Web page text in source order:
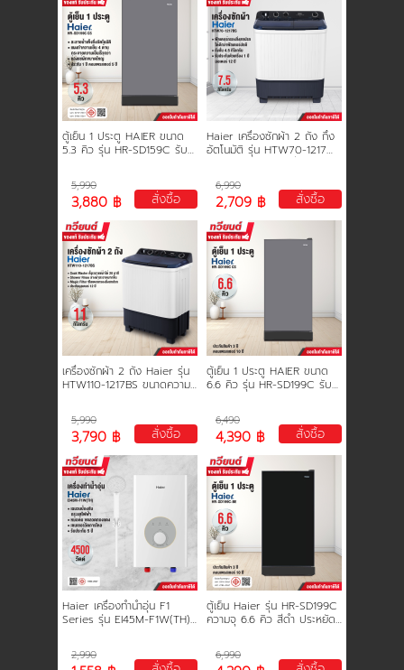
ตู้เย็น 1 ประตู HAIER ขนาด
5.3 คิว รุ่น HR-SD159C รับ
5,990
3,880 ฿ สั่งซื้อ
Haier เครื่องซักผ้า 2 ถัง กึ่ง
อัตโนมัติ รุ่น HTW70-1217
6,990
2,709 ฿ สั่งซื้อ
เครื่องซักผ้า 2 ถัง Haier รุ่น
HTW110-1217BS ขนาดความจุ
5,990
3,790 ฿ สั่งซื้อ
ตู้เย็น 1 ประตู HAIER ขนาด
6.6 คิว รุ่น HR-SD199C รับ
6,490
4,390 ฿ สั่งซื้อ
Haier เครื่องทำน้ำอุ่น F1
Series รุ่น EI45M-F1W(TH)
2,990
ตู้เย็น Haier รุ่น HR-SD199C
ความจุ 6.6 คิว สีดำ ประหยัด
6,990